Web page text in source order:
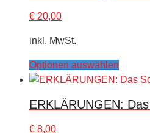
€ 20,00
inkl. MwSt.
Optionen auswählen
product
ERKLÄRUNGEN:
€ 8,00